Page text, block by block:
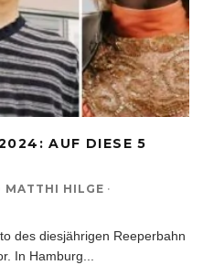
AUF DIESE 5
MATTHI HILGE ·
des diesjährigen Reeperbahn
In Hamburg...